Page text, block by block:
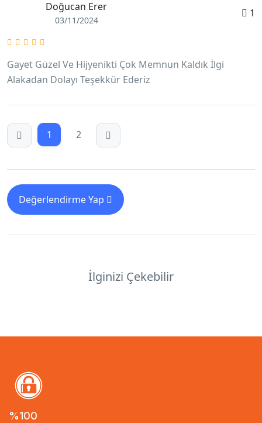
Doğucan Erer
03/11/2024
1
Gayet Güzel Ve Hijyenikti Çok Memnun Kaldık İlgi
Alakadan Dolayı Teşekkür Ederiz
1 2
Değerlendirme Yap
İlginizi Çekebilir
%100